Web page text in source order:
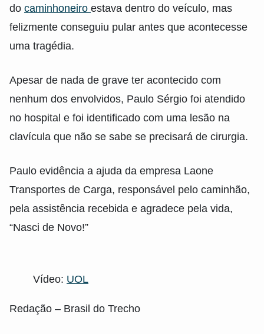
do caminhoneiro estava dentro do veículo, mas
felizmente conseguiu pular antes que acontecesse
uma tragédia.
Apesar de nada de grave ter acontecido com
nenhum dos envolvidos, Paulo Sérgio foi atendido
no hospital e foi identificado com uma lesão na
clavícula que não se sabe se precisará de cirurgia.
Paulo evidência a ajuda da empresa Laone
Transportes de Carga, responsável pelo caminhão,
pela assistência recebida e agradece pela vida,
“Nasci de Novo!”
Vídeo: UOL
Redação – Brasil do Trecho